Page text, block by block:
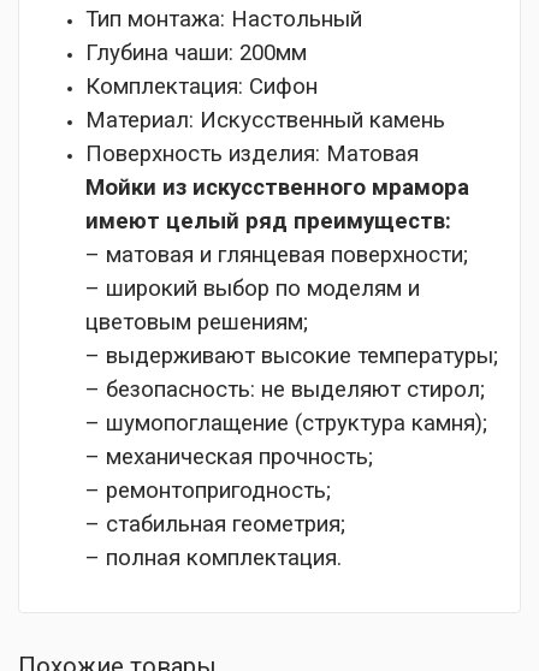
Тип монтажа: Настольный
Глубина чаши: 200мм
Комплектация: Сифон
Материал: Искусственный камень
Поверхность изделия: Матовая
Мойки из искусственного мрамора
имеют целый ряд преимуществ:
– матовая и глянцевая поверхности;
– широкий выбор по моделям и
цветовым решениям;
– выдерживают высокие температуры;
– безопасность: не выделяют стирол;
– шумопоглащение (структура камня);
– механическая прочность;
– ремонтопригодность;
– стабильная геометрия;
– полная комплектация.